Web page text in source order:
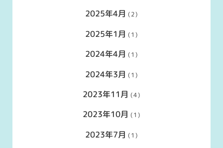
2025年4月 (2)
2025年1月 (1)
2024年4月 (1)
2024年3月 (1)
2023年11月 (4)
2023年10月 (1)
2023年7月 (1)